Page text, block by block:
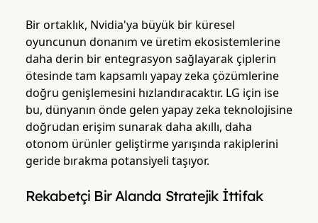
Bir ortaklık, Nvidia'ya büyük bir küresel
oyuncunun donanım ve üretim ekosistemlerine
daha derin bir entegrasyon sağlayarak çiplerin
ötesinde tam kapsamlı yapay zeka çözümlerine
doğru genişlemesini hızlandıracaktır. LG için ise
bu, dünyanın önde gelen yapay zeka teknolojisine
doğrudan erişim sunarak daha akıllı, daha
otonom ürünler geliştirme yarışında rakiplerini
geride bırakma potansiyeli taşıyor.
Rekabetçi Bir Alanda Stratejik İttifak